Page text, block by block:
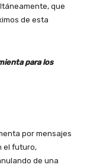
que
de esta
para los
por mensajes
el futuro,
de una